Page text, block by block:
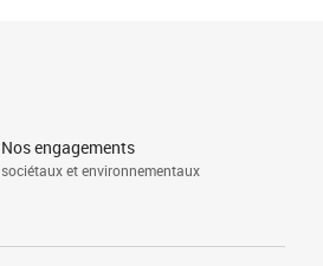
Nos engagements
sociétaux et environnementaux